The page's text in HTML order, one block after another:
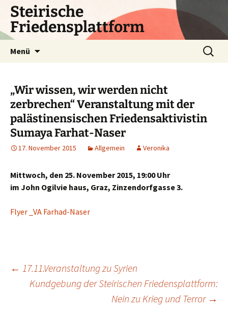
Zum
Inhalt
springen
Steirische
Friedensplattform
Menü
Suchen
nach:
„Wir wissen, wir werden nicht
zerbrechen“ Veranstaltung mit der
palästinensischen Friedensaktivistin
Sumaya Farhat-Naser
17. November 2015 Allgemein Veronika
Mittwoch, den 25. November 2015, 19:00 Uhr
im John Ogilvie haus, Graz, Zinzendorfgasse 3.
Flyer _VA Farhad-Naser
Beitragsnavigation
← 17.11.Veranstaltung zu Syrien
Kundgebung der Steirischen Friedensplattform:
Nein zu Krieg und Terror →